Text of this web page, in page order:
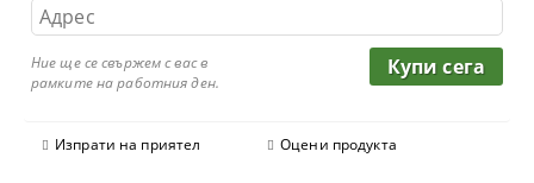
Ние ще се свържем с вас в
рамките на работния ден.
Изпрати на приятел Оцени продукта